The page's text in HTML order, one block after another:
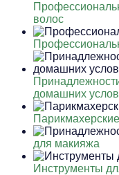
волос
домашних
для макияжа
Инструменты